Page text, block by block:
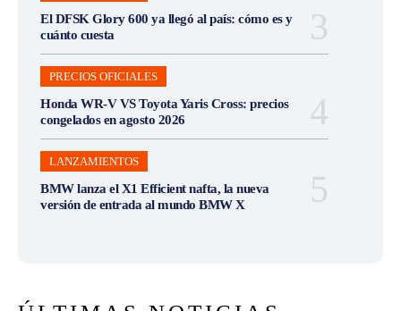
El DFSK Glory 600 ya llegó al país: cómo es y
cuánto cuesta
PRECIOS OFICIALES
Honda WR-V VS Toyota Yaris Cross: precios
congelados en agosto 2026
LANZAMIENTOS
BMW lanza el X1 Efficient nafta, la nueva
versión de entrada al mundo BMW X